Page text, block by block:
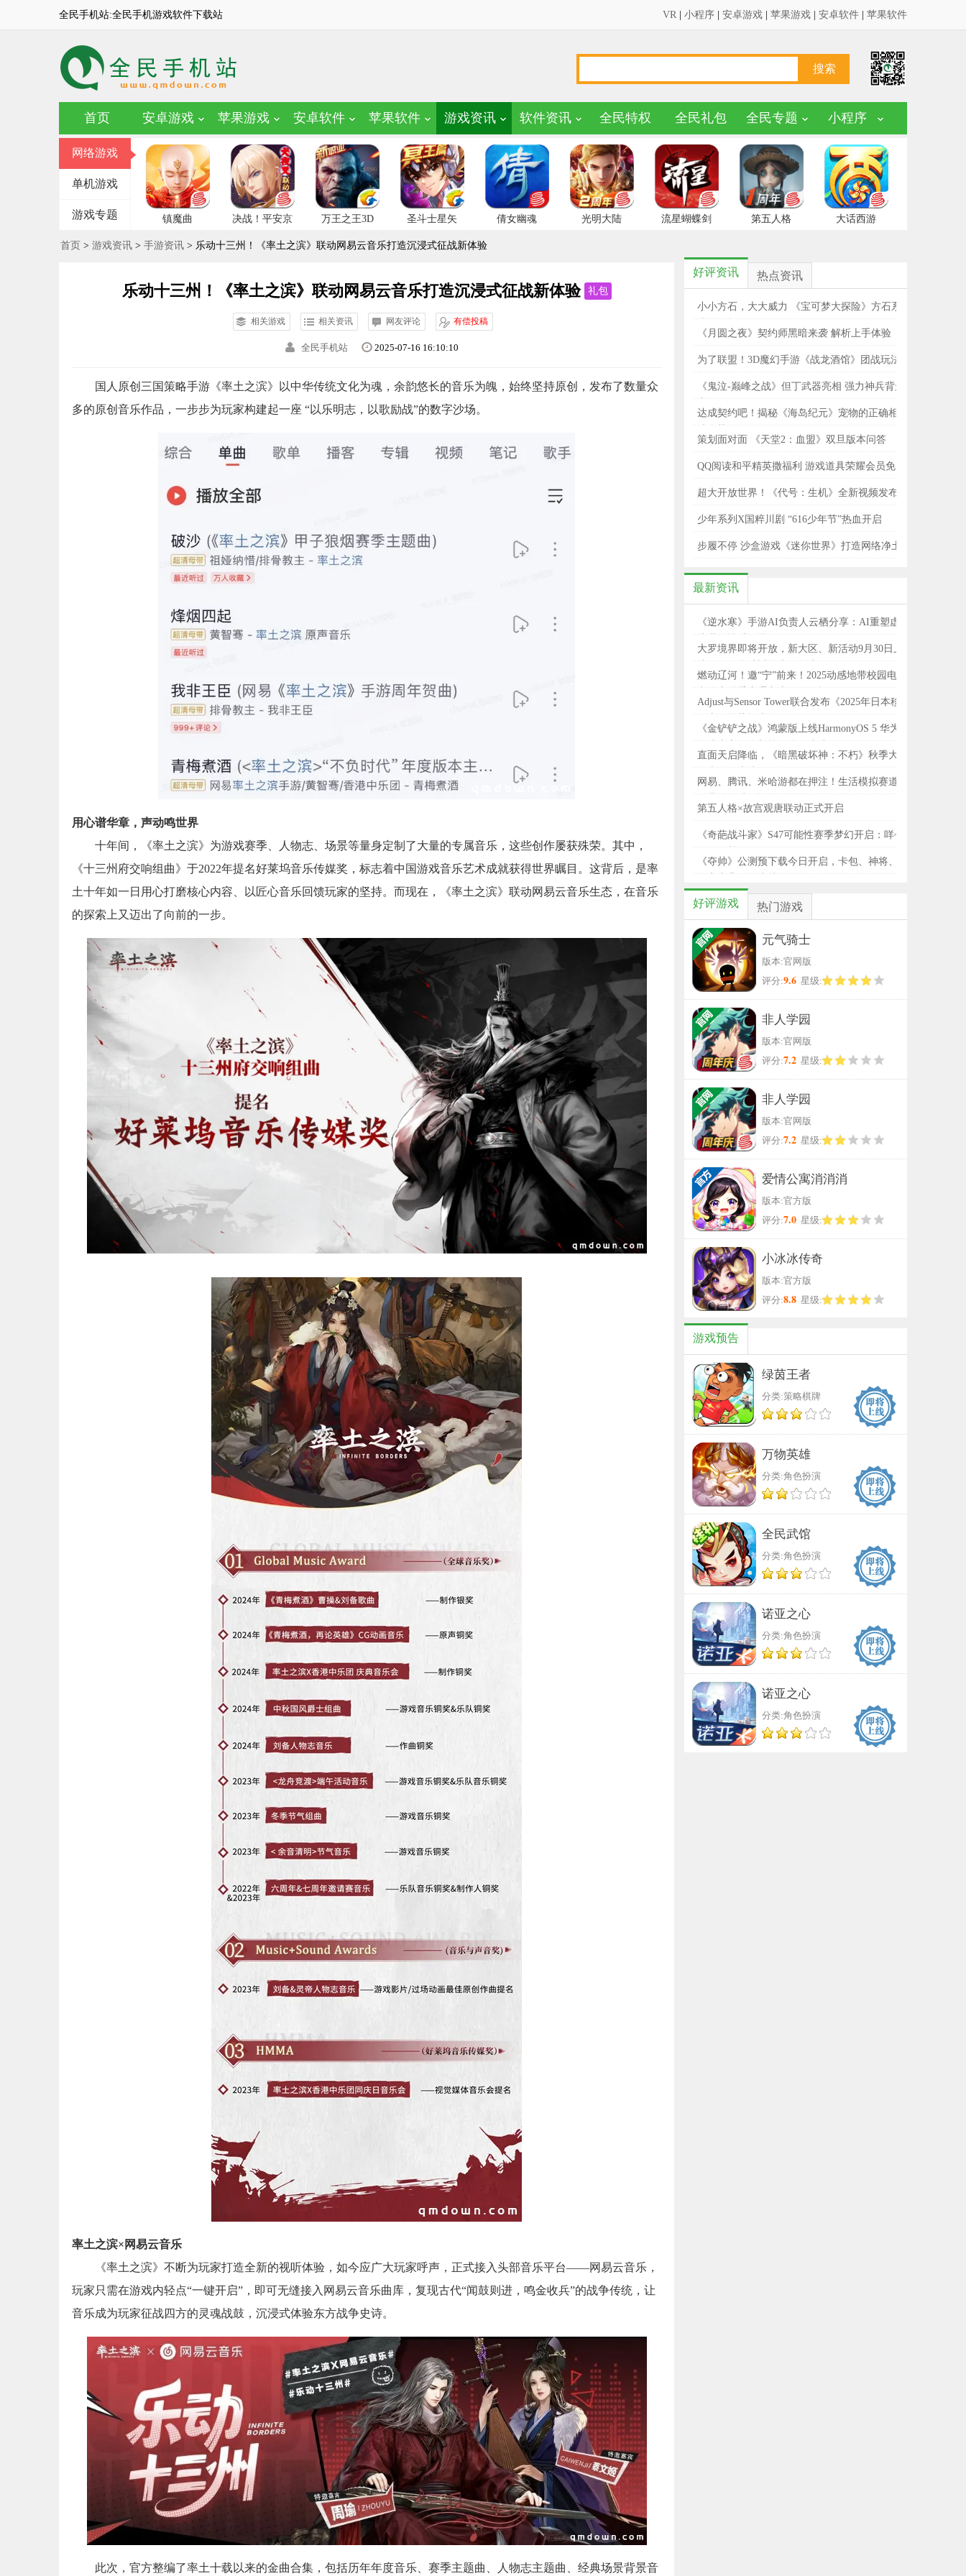
全民手机站:全民手机游戏软件下载站 VR 小程序 安卓游戏 苹果游戏 安卓软件 苹果软件
首页 安卓游戏 苹果游戏 安卓软件 苹果软件 游戏资讯 软件资讯 全民特权 全民礼包 全民专题 小程序
网络游戏
单机游戏
游戏专题 镇魔曲 决战！平安京 万王之王3D 圣斗士星矢 倩女幽魂 光明大陆 流星蝴蝶剑 第五人格 大话西游
首页 > 游戏资讯 > 手游资讯 > 乐动十三州！《率土之滨》联动网易云音乐打造沉浸式征战新体验
乐动十三州！《率土之滨》联动网易云音乐打造沉浸式征战新体验 礼包
相关游戏 相关资讯 网友评论 有偿投稿
全民手机站 2025-07-16 16:10:10
国人原创三国策略手游《率土之滨》以中华传统文化为魂，余韵悠长的音乐为魄，始终坚持原创，发布了数量众
多的原创音乐作品，一步步为玩家构建起一座 “以乐明志，以歌励战”的数字沙场。
用心谱华章，声动鸣世界
十年间，《率土之滨》为游戏赛季、人物志、场景等量身定制了大量的专属音乐，这些创作屡获殊荣。其中，
《十三州府交响组曲》于2022年提名好莱坞音乐传媒奖，标志着中国游戏音乐艺术成就获得世界瞩目。这背后，是率
土十年如一日用心打磨核心内容、以匠心音乐回馈玩家的坚持。而现在，《率土之滨》联动网易云音乐生态，在音乐
的探索上又迈出了向前的一步。
率土之滨×网易云音乐
《率土之滨》不断为玩家打造全新的视听体验，如今应广大玩家呼声，正式接入头部音乐平台——网易云音乐，
玩家只需在游戏内轻点“一键开启”，即可无缝接入网易云音乐曲库，复现古代“闻鼓则进，鸣金收兵”的战争传统，让
音乐成为玩家征战四方的灵魂战鼓，沉浸式体验东方战争史诗。
此次，官方整编了率土十载以来的金曲合集，包括历年年度音乐、赛季主题曲、人物志主题曲、经典场景背景音
好评资讯 热点资讯
小小方石，大大威力 《宝可梦大探险》方石系
《月圆之夜》契约师黑暗来袭 解析上手体验
为了联盟！3D魔幻手游《战龙酒馆》团战玩法
《鬼泣-巅峰之战》但丁武器亮相 强力神兵背景
达成契约吧！揭秘《海岛纪元》宠物的正确相
策划面对面 《天堂2：血盟》双旦版本问答
QQ阅读和平精英撒福利 游戏道具荣耀会员免费
超大开放世界！《代号：生机》全新视频发布
少年系列X国粹川剧 “616少年节”热血开启
步履不停 沙盒游戏《迷你世界》打造网络净土
最新资讯
《逆水寒》手游AI负责人云栖分享：AI重塑虚
大罗境界即将开放，新大区、新活动9月30日上
燃动辽河！邀“宁”前来！2025动感地带校园电
Adjust与Sensor Tower联合发布《2025年日本移
《金铲铲之战》鸿蒙版上线HarmonyOS 5 华为
直面天启降临，《暗黑破坏神：不朽》秋季大
网易、腾讯、米哈游都在押注！生活模拟赛道
第五人格×故宫观唐联动正式开启
《奇葩战斗家》S47可能性赛季梦幻开启：咩~
《夺帅》公测预下载今日开启，卡包、神将、
好评游戏 热门游戏
元气骑士
版本:官网版
评分:9.6 星级:
非人学园
版本:官网版
评分:7.2 星级:
非人学园
版本:官网版
评分:7.2 星级:
爱情公寓消消消
版本:官方版
评分:7.0 星级:
小冰冰传奇
版本:官方版
评分:8.8 星级:
游戏预告
绿茵王者
分类:策略棋牌
万物英雄
分类:角色扮演
全民武馆
分类:角色扮演
诺亚之心
分类:角色扮演
诺亚之心
分类:角色扮演